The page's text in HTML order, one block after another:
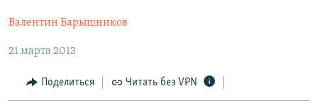
Вернутся
навигации
Вернутся
МНЕНИЯ
КУЛЬТУРА
IDEL.РЕАЛИИ
Валентин Барышников
21 марта 2013
Поделиться Читать без VPN